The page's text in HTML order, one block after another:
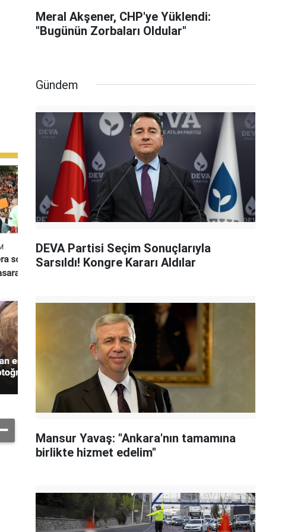
Meral Akşener, CHP'ye Yüklendi:
"Bugünün Zorbaları Oldular"
Gündem
DEVA Partisi Seçim Sonuçlarıyla
Sarsıldı! Kongre Kararı Aldılar
Mansur Yavaş: "Ankara'nın tamamına
birlikte hizmet edelim"